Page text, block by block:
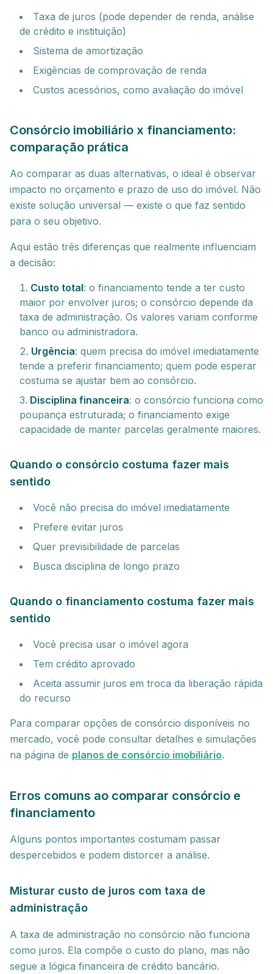
Taxa de juros (pode depender de renda, análise
de crédito e instituição)
Sistema de amortização
Exigências de comprovação de renda
Custos acessórios, como avaliação do imóvel
Consórcio imobiliário x financiamento:
comparação prática
Ao comparar as duas alternativas, o ideal é observar
impacto no orçamento e prazo de uso do imóvel. Não
existe solução universal — existe o que faz sentido
para o seu objetivo.
Aqui estão três diferenças que realmente influenciam
a decisão:
Custo total: o financiamento tende a ter custo
maior por envolver juros; o consórcio depende da
taxa de administração. Os valores variam conforme
banco ou administradora.
Urgência: quem precisa do imóvel imediatamente
tende a preferir financiamento; quem pode esperar
costuma se ajustar bem ao consórcio.
Disciplina financeira: o consórcio funciona como
poupança estruturada; o financiamento exige
capacidade de manter parcelas geralmente maiores.
Quando o consórcio costuma fazer mais
sentido
Você não precisa do imóvel imediatamente
Prefere evitar juros
Quer previsibilidade de parcelas
Busca disciplina de longo prazo
Quando o financiamento costuma fazer mais
sentido
Você precisa usar o imóvel agora
Tem crédito aprovado
Aceita assumir juros em troca da liberação rápida
do recurso
Para comparar opções de consórcio disponíveis no
mercado, você pode consultar detalhes e simulações
na página de planos de consórcio imobiliário.
Erros comuns ao comparar consórcio e
financiamento
Alguns pontos importantes costumam passar
despercebidos e podem distorcer a análise.
Misturar custo de juros com taxa de
administração
A taxa de administração no consórcio não funciona
como juros. Ela compõe o custo do plano, mas não
segue a lógica financeira de crédito bancário.